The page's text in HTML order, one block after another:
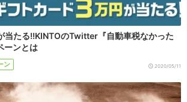
当たる!!KINTOのTwitter『自動車税なかった
ーンとは
ン 2020/05/11